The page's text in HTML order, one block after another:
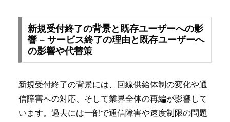
新規受付終了の背景と既存ユーザーへの影
響 – サービス終了の理由と既存ユーザーへ
の影響や代替策
新規受付終了の背景には、回線供給体制の変化や通
信障害への対応、そして業界全体の再編が影響して
います。過去には一部で通信障害や速度制限の問題